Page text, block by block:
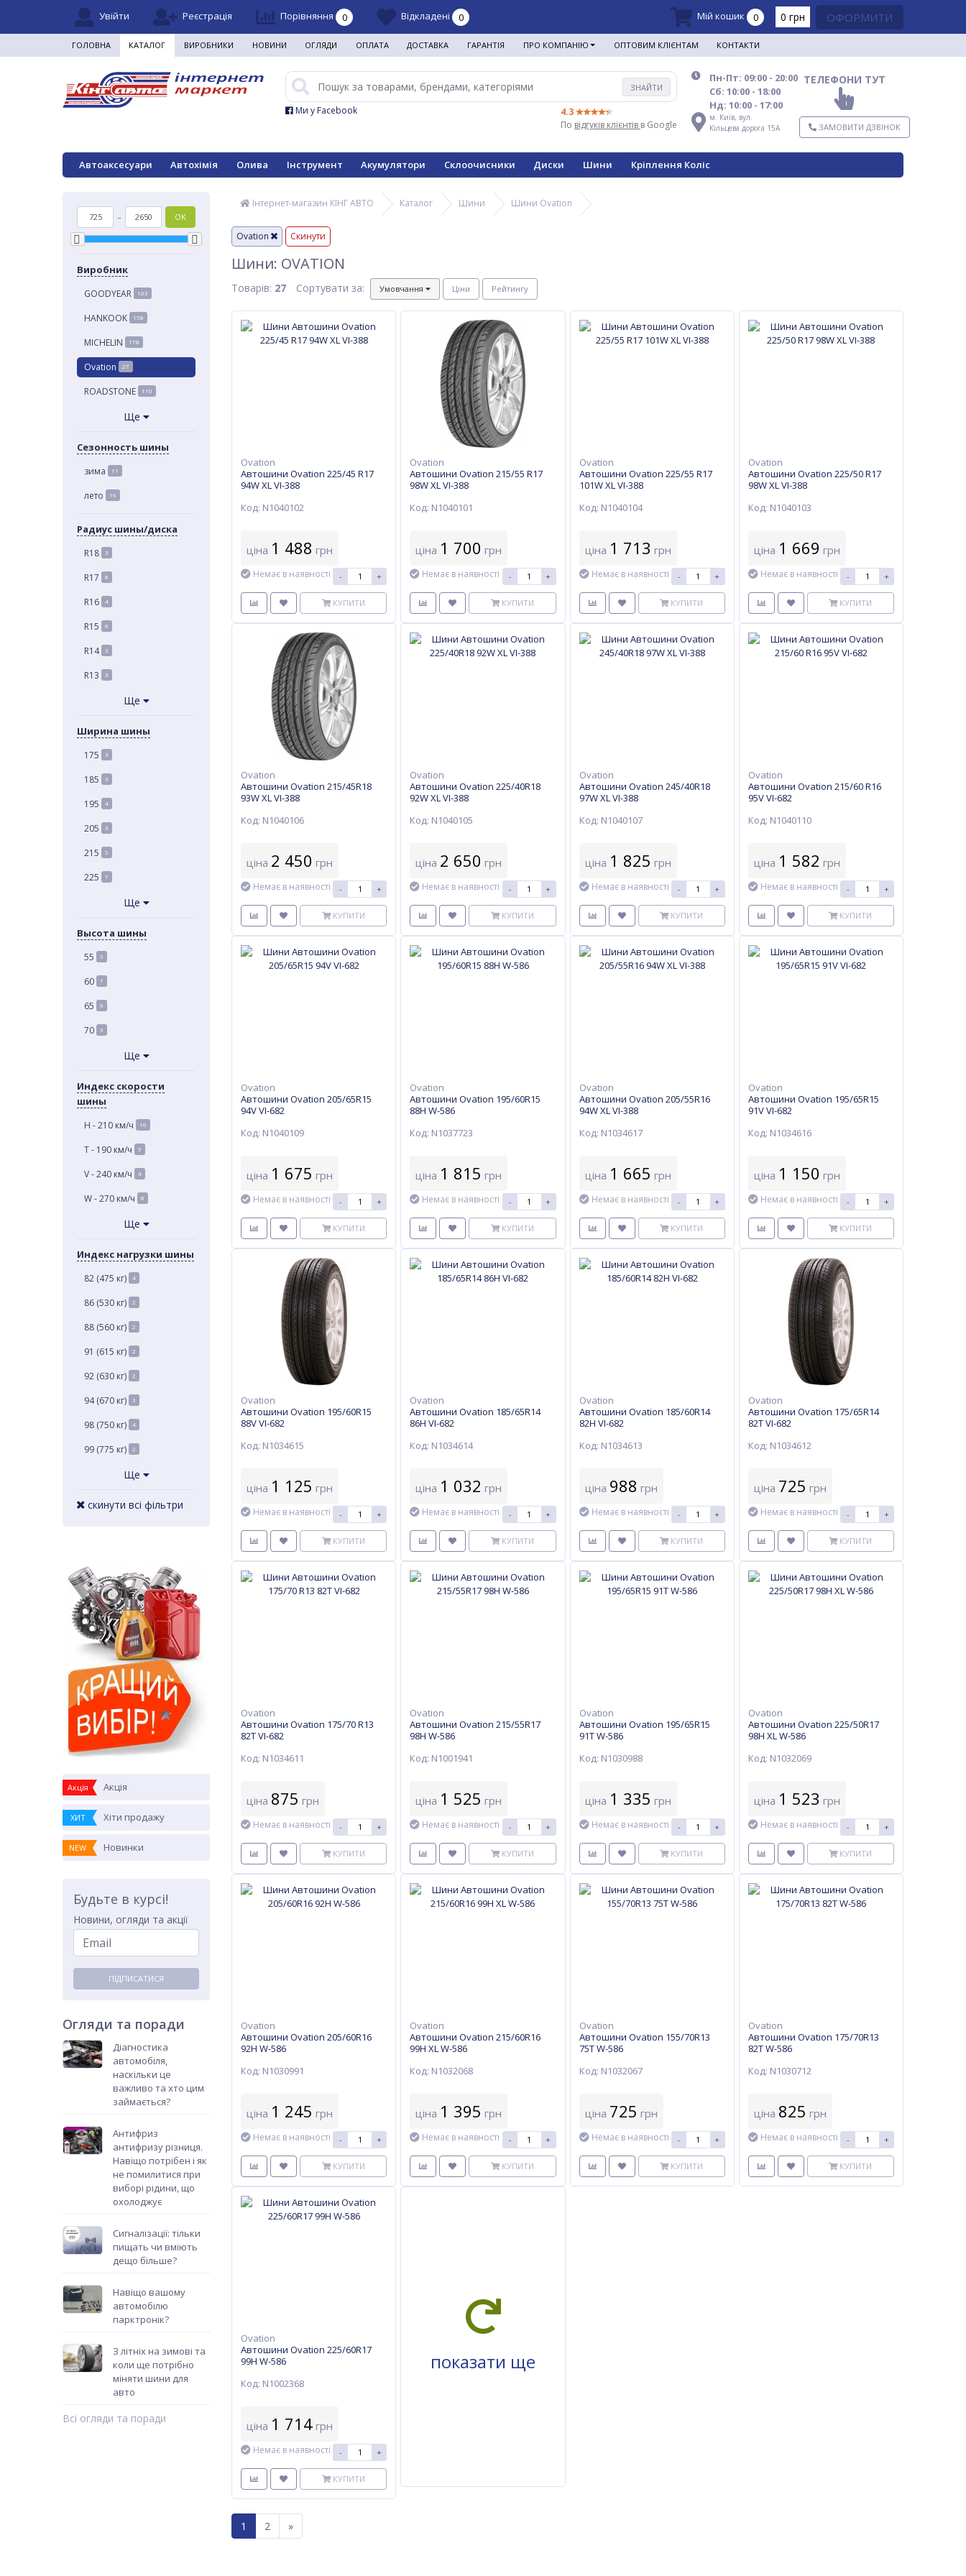
Увійти Реєстрація Порівняння 0 Відкладені 0 Мій кошик 0 0 грн ОФОРМИТИ
ГОЛОВНА КАТАЛОГ ВИРОБНИКИ НОВИНИ ОГЛЯДИ ОПЛАТА ДОСТАВКА ГАРАНТІЯ ПРО КОМПАНІЮ ОПТОВИМ КЛІЄНТАМ КОНТАКТИ
ЗНАЙТИ
4.3
По відгуків клієнтів в Google
Ми у Facebook
Пн-Пт: 09:00 - 20:00
Сб: 10:00 - 18:00
Нд: 10:00 - 17:00
м. Київ, вул.
Кільцева дорога 15А
ТЕЛЕФОНИ ТУТ
ЗАМОВИТИ ДЗВІНОК
Автоаксесуари Автохімія Олива Інструмент Акумулятори Склоочисники Диски Шини Кріплення Коліс
- OK
Виробник
GOODYEAR 103
HANKOOK 158
MICHELIN 178
Ovation 27
ROADSTONE 110
Ще
Сезонность шины
зима 11
лето 16
Радиус шины/диска
R18 3
R17 8
R16 4
R15 6
R14 3
R13 3
Ще
Ширина шины
175 3
185 3
195 4
205 3
215 5
225 7
Ще
Высота шины
55 5
60 7
65 6
70 3
Ще
Индекс скорости
шины
H - 210 км/ч 10
T - 190 км/ч 5
V - 240 км/ч 4
W - 270 км/ч 8
Ще
Индекс нагрузки шины
82 (475 кг) 4
86 (530 кг) 2
88 (560 кг) 2
91 (615 кг) 2
92 (630 кг) 2
94 (670 кг) 3
98 (750 кг) 4
99 (775 кг) 2
Ще
скинути всі фільтри
Акція Акція
ХИТ Хіти продажу
NEW Новинки
Будьте в курсі!
Новини, огляди та акції
ПІДПИСАТИСЯ
Огляди та поради
Діагностика
автомобіля,
наскільки це
важливо та хто цим
займається?
Антифриз
антифризу різниця.
Навіщо потрібен і як
не помилитися при
виборі рідини, що
охолоджує
Сигналізації: тільки
пищать чи вміють
дещо більше?
Навіщо вашому
автомобілю
парктронік?
З літніх на зимові та
коли ще потрібно
міняти шини для
авто
Всі огляди та поради
Інтернет-магазин КІНГ АВТО Каталог Шини Шини Ovation
Ovation Скинути
Шини: OVATION
Товарів: 27 Сортувати за: Умовчання Ціни Рейтингу
Ovation
Автошини Ovation 225/45 R17
94W XL VI-388
Код: N1040102
ціна 1 488 грн
Немає в наявності - +
КУПИТИ
Ovation
Автошини Ovation 215/55 R17
98W XL VI-388
Код: N1040101
ціна 1 700 грн
Немає в наявності - +
КУПИТИ
Ovation
Автошини Ovation 225/55 R17
101W XL VI-388
Код: N1040104
ціна 1 713 грн
Немає в наявності - +
КУПИТИ
Ovation
Автошини Ovation 225/50 R17
98W XL VI-388
Код: N1040103
ціна 1 669 грн
Немає в наявності - +
КУПИТИ
Ovation
Автошини Ovation 215/45R18
93W XL VI-388
Код: N1040106
ціна 2 450 грн
Немає в наявності - +
КУПИТИ
Ovation
Автошини Ovation 225/40R18
92W XL VI-388
Код: N1040105
ціна 2 650 грн
Немає в наявності - +
КУПИТИ
Ovation
Автошини Ovation 245/40R18
97W XL VI-388
Код: N1040107
ціна 1 825 грн
Немає в наявності - +
КУПИТИ
Ovation
Автошини Ovation 215/60 R16
95V VI-682
Код: N1040110
ціна 1 582 грн
Немає в наявності - +
КУПИТИ
Ovation
Автошини Ovation 205/65R15
94V VI-682
Код: N1040109
ціна 1 675 грн
Немає в наявності - +
КУПИТИ
Ovation
Автошини Ovation 195/60R15
88Н W-586
Код: N1037723
ціна 1 815 грн
Немає в наявності - +
КУПИТИ
Ovation
Автошини Ovation 205/55R16
94W XL VI-388
Код: N1034617
ціна 1 665 грн
Немає в наявності - +
КУПИТИ
Ovation
Автошини Ovation 195/65R15
91V VI-682
Код: N1034616
ціна 1 150 грн
Немає в наявності - +
КУПИТИ
Ovation
Автошини Ovation 195/60R15
88V VI-682
Код: N1034615
ціна 1 125 грн
Немає в наявності - +
КУПИТИ
Ovation
Автошини Ovation 185/65R14
86H VI-682
Код: N1034614
ціна 1 032 грн
Немає в наявності - +
КУПИТИ
Ovation
Автошини Ovation 185/60R14
82H VI-682
Код: N1034613
ціна 988 грн
Немає в наявності - +
КУПИТИ
Ovation
Автошини Ovation 175/65R14
82T VI-682
Код: N1034612
ціна 725 грн
Немає в наявності - +
КУПИТИ
Ovation
Автошини Ovation 175/70 R13
82T VI-682
Код: N1034611
ціна 875 грн
Немає в наявності - +
КУПИТИ
Ovation
Автошини Ovation 215/55R17
98H W-586
Код: N1001941
ціна 1 525 грн
Немає в наявності - +
КУПИТИ
Ovation
Автошини Ovation 195/65R15
91T W-586
Код: N1030988
ціна 1 335 грн
Немає в наявності - +
КУПИТИ
Ovation
Автошини Ovation 225/50R17
98H XL W-586
Код: N1032069
ціна 1 523 грн
Немає в наявності - +
КУПИТИ
Ovation
Автошини Ovation 205/60R16
92H W-586
Код: N1030991
ціна 1 245 грн
Немає в наявності - +
КУПИТИ
Ovation
Автошини Ovation 215/60R16
99H XL W-586
Код: N1032068
ціна 1 395 грн
Немає в наявності - +
КУПИТИ
Ovation
Автошини Ovation 155/70R13
75T W-586
Код: N1032067
ціна 725 грн
Немає в наявності - +
КУПИТИ
Ovation
Автошини Ovation 175/70R13
82T W-586
Код: N1030712
ціна 825 грн
Немає в наявності - +
КУПИТИ
Ovation
Автошини Ovation 225/60R17
99H W-586
Код: N1002368
ціна 1 714 грн
Немає в наявності - +
КУПИТИ
показати ще
1 2 »